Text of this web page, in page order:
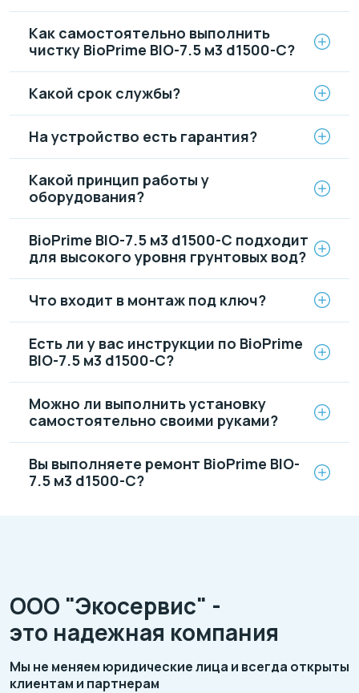
Как самостоятельно выполнить
чистку BioPrime BIO-7.5 м3 d1500-C?
Какой срок службы?
На устройство есть гарантия?
Какой принцип работы у
оборудования?
BioPrime BIO-7.5 м3 d1500-C подходит
для высокого уровня грунтовых вод?
Что входит в монтаж под ключ?
Есть ли у вас инструкции по BioPrime
BIO-7.5 м3 d1500-C?
Можно ли выполнить установку
самостоятельно своими руками?
Вы выполняете ремонт BioPrime BIO-
7.5 м3 d1500-C?
ООО "Экосервис" -
это надежная компания
Мы не меняем юридические лица и всегда открыты
клиентам и партнерам